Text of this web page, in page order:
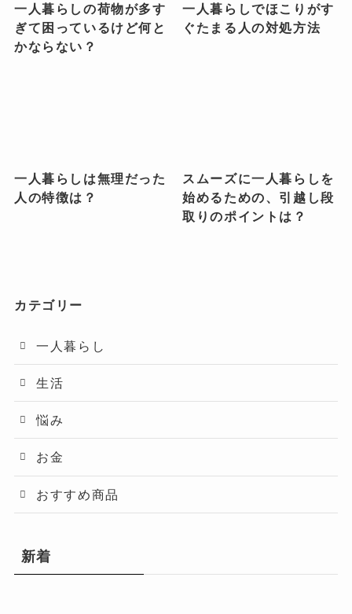
一人暮らしの荷物が多す
ぎて困っているけど何と
かならない？
一人暮らしでほこりがす
ぐたまる人の対処方法
一人暮らしは無理だった
人の特徴は？
スムーズに一人暮らしを
始めるための、引越し段
取りのポイントは？
カテゴリー
一人暮らし
生活
悩み
お金
おすすめ商品
新着